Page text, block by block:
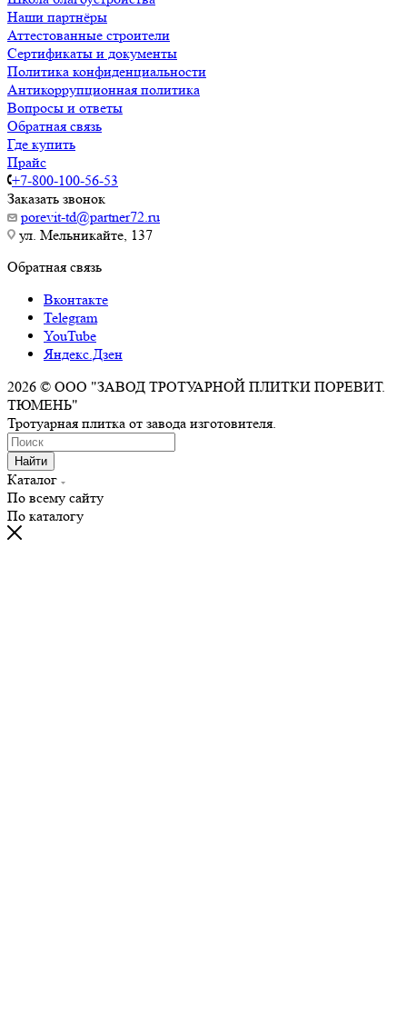
Наши партнёры
Аттестованные строители
Сертификаты и документы
Политика конфиденциальности
Антикоррупционная политика
Вопросы и ответы
Обратная связь
Где купить
Прайс
+7-800-100-56-53
Заказать звонок
porevit-td@partner72.ru
ул. Мельникайте, 137
Обратная связь
Вконтакте
Telegram
YouTube
Яндекс.Дзен
2026 © ООО "ЗАВОД ТРОТУАРНОЙ ПЛИТКИ ПОРЕВИТ.
ТЮМЕНЬ"
Тротуарная плитка от завода изготовителя.
Найти
Каталог
По всему сайту
По каталогу